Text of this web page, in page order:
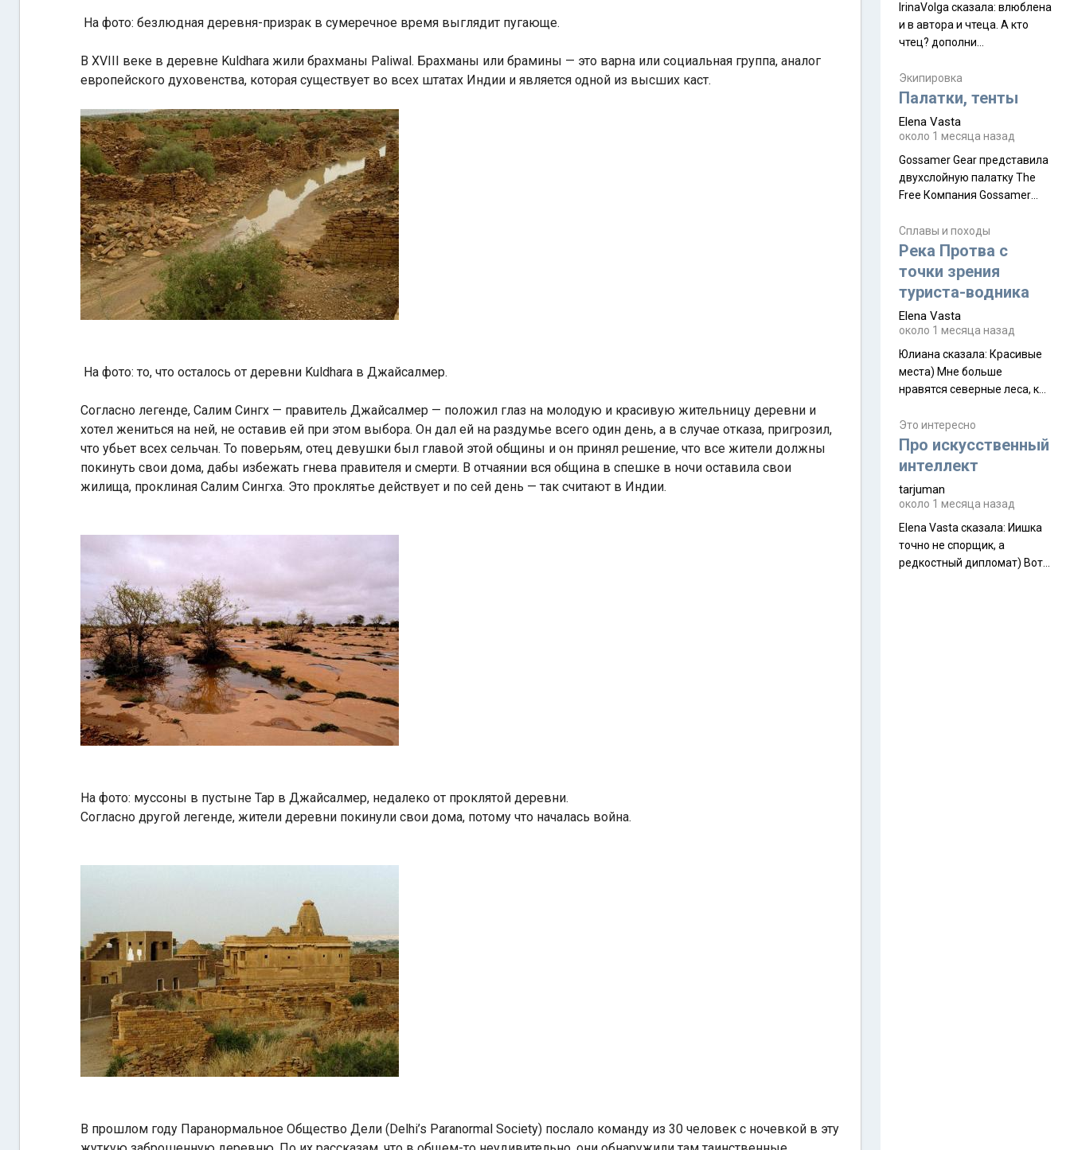
На фото: безлюдная деревня-призрак в сумеречное время выглядит пугающе.
В XVIII веке в деревне Kuldhara жили брахманы Paliwal. Брахманы или брамины — это варна или социальная группа, аналог
европейского духовенства, которая существует во всех штатах Индии и является одной из высших каст.
На фото: то, что осталось от деревни Kuldhara в Джайсалмер.
Согласно легенде, Салим Сингх — правитель Джайсалмер — положил глаз на молодую и красивую жительницу деревни и
хотел жениться на ней, не оставив ей при этом выбора. Он дал ей на раздумье всего один день, а в случае отказа, пригрозил,
что убьет всех сельчан. То поверьям, отец девушки был главой этой общины и он принял решение, что все жители должны
покинуть свои дома, дабы избежать гнева правителя и смерти. В отчаянии вся община в спешке в ночи оставила свои
жилища, проклиная Салим Сингха. Это проклятье действует и по сей день — так считают в Индии.
На фото: муссоны в пустыне Тар в Джайсалмер, недалеко от проклятой деревни.
Согласно другой легенде, жители деревни покинули свои дома, потому что началась война.
В прошлом году Паранормальное Общество Дели (Delhi’s Paranormal Society) послало команду из 30 человек с ночевкой в эту
такая как бы переходная
ступень между привычной
нам Индией и остальными
надеюсь увидеть.
IrinaVolga сказалa: влюблена
и в автора и чтеца. А кто
чтец? дополни
Экипировка
Палатки, тенты
Elena Vasta
около 1 месяца назад
Gossamer Gear представила
двухслойную палатку The
Free Компания Gossamer
туристическую палатку The
Free, которая стала первой
ультралегкой моделью в
ассортименте
производителя. Новинка
получила двухслойную
конструкцию с отдельным
внешним тентом и сетчатой
внутренней палаткой, а ее
комплектации составляет
около 845 г. Палатка весит
менее
Сплавы и походы
Река Протва с
точки зрения
туриста-водника
Elena Vasta
около 1 месяца назад
Юлиана сказалa: Красивые
места) Мне больше
нравятся северные леса, как
южной тайги
Это интересно
Про искусственный
интеллект
tarjuman
около 1 месяца назад
Elena Vasta сказалa: Иишка
точно не спорщик, а
редкостный дипломат) Вот,